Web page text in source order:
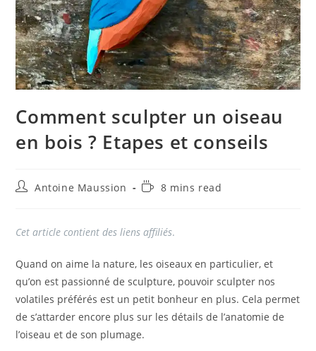
Comment sculpter un oiseau
en bois ? Etapes et conseils
Auteur/autrice
publication :
Antoine Maussion
Temps8 mins read
Cet article contient des liens affiliés.
Quand on aime la nature, les oiseaux en particulier, et
qu’on est passionné de sculpture, pouvoir sculpter nos
volatiles préférés est un petit bonheur en plus. Cela permet
de s’attarder encore plus sur les détails de l’anatomie de
l’oiseau et de son plumage.